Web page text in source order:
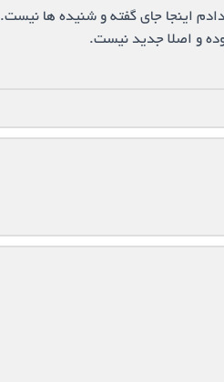
اینجا جای گفته و شنیده ها نیست.
و اصلا جدید نیست.